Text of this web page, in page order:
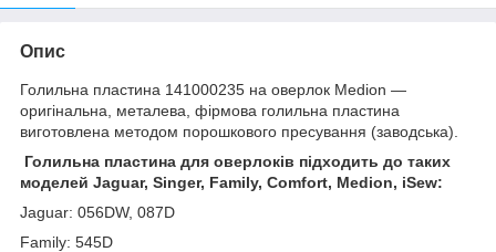
Опис
Голильна пластина 141000235 на оверлок Medion —
оригінальна, металева, фірмова голильна пластина
виготовлена методом порошкового пресування (заводська).
Голильна пластина для оверлоків підходить до таких
моделей Jaguar, Singer, Family, Comfort, Medion, iSew:
Jaguar: 056DW, 087D
Family: 545D